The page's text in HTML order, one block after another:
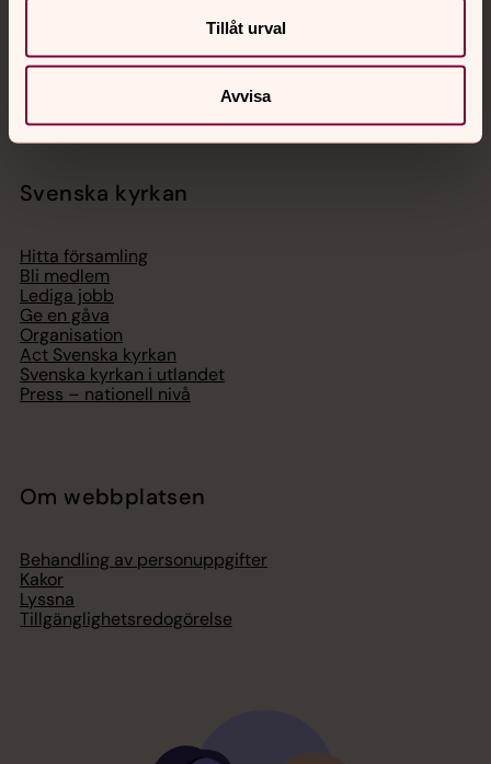
Tillåt urval
Avvisa
Digitalt brev
Svenska kyrkan
Hitta församling
Bli medlem
Lediga jobb
Ge en gåva
Organisation
Act Svenska kyrkan
Svenska kyrkan i utlandet
Press – nationell nivå
Om webbplatsen
Behandling av personuppgifter
Kakor
Lyssna
Tillgänglighetsredogörelse